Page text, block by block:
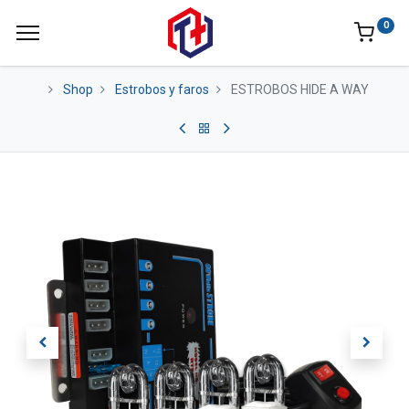
0
Shop Estrobos y faros ESTROBOS HIDE A WAY